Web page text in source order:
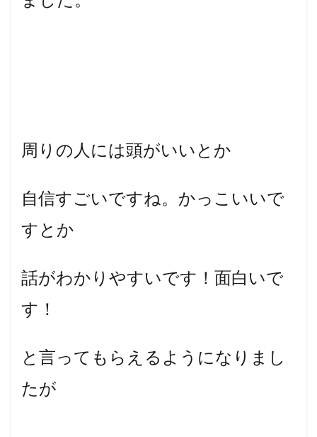
周りの人には頭がいいとか
自信すごいですね。かっこいいで
すとか
話がわかりやすいです！面白いで
す！
と言ってもらえるようになりまし
たが